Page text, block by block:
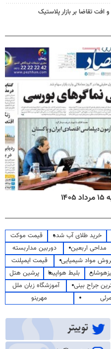
افت تقاضا بر بازار پلاستیک
خرید طلای آب شده
قیمت موکت
مداحی اربعین
دوربین مداربسته
مواد شیمیایی
قیمت ایمپلنت
بلیط هواپیما
پرشین هتل
جراح بینی
آموزشگاه زبان ملل
مهرینو